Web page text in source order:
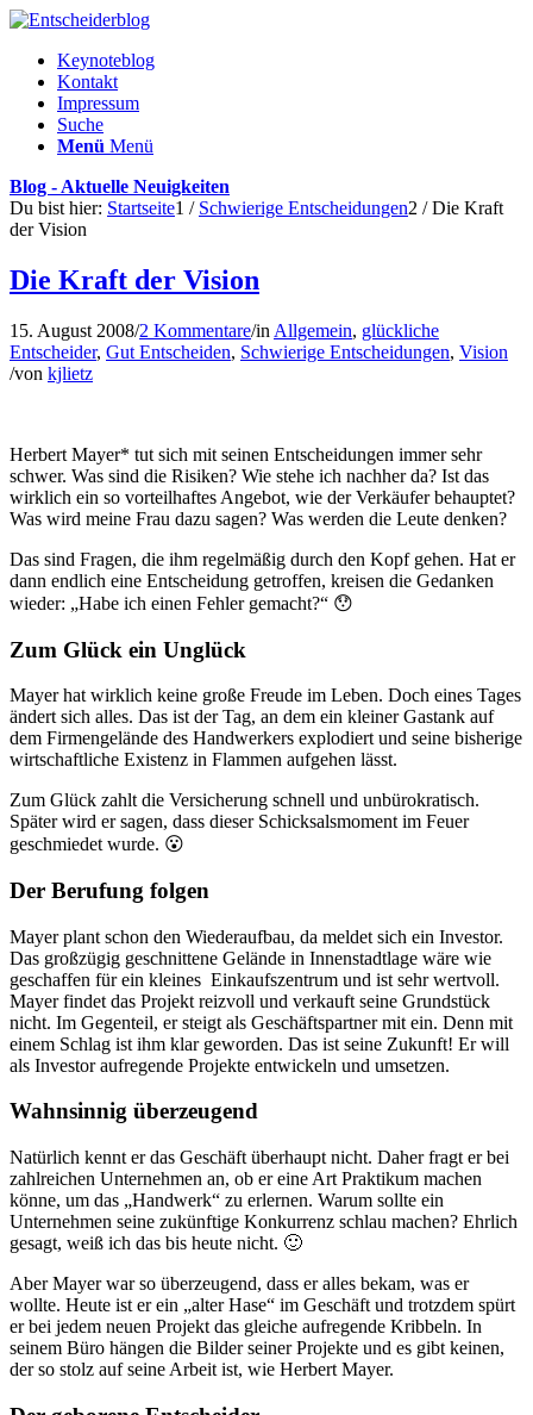
Keynoteblog
Kontakt
Impressum
Suche
Menü Menü
Blog - Aktuelle Neuigkeiten
Du bist hier: Startseite1 / Schwierige Entscheidungen2 / Die Kraft
der Vision
Die Kraft der Vision
15. August 2008/2 Kommentare/in Allgemein, glückliche
Entscheider, Gut Entscheiden, Schwierige Entscheidungen, Vision
/von kjlietz
Herbert Mayer* tut sich mit seinen Entscheidungen immer sehr
schwer. Was sind die Risiken? Wie stehe ich nachher da? Ist das
wirklich ein so vorteilhaftes Angebot, wie der Verkäufer behauptet?
Was wird meine Frau dazu sagen? Was werden die Leute denken?
Das sind Fragen, die ihm regelmäßig durch den Kopf gehen. Hat er
dann endlich eine Entscheidung getroffen, kreisen die Gedanken
wieder: „Habe ich einen Fehler gemacht?“ 😯
Zum Glück ein Unglück
Mayer hat wirklich keine große Freude im Leben. Doch eines Tages
ändert sich alles. Das ist der Tag, an dem ein kleiner Gastank auf
dem Firmengelände des Handwerkers explodiert und seine bisherige
wirtschaftliche Existenz in Flammen aufgehen lässt.
Zum Glück zahlt die Versicherung schnell und unbürokratisch.
Später wird er sagen, dass dieser Schicksalsmoment im Feuer
geschmiedet wurde. 😮
Der Berufung folgen
Mayer plant schon den Wiederaufbau, da meldet sich ein Investor.
Das großzügig geschnittene Gelände in Innenstadtlage wäre wie
geschaffen für ein kleines Einkaufszentrum und ist sehr wertvoll.
Mayer findet das Projekt reizvoll und verkauft seine Grundstück
nicht. Im Gegenteil, er steigt als Geschäftspartner mit ein. Denn mit
einem Schlag ist ihm klar geworden. Das ist seine Zukunft! Er will
als Investor aufregende Projekte entwickeln und umsetzen.
Wahnsinnig überzeugend
Natürlich kennt er das Geschäft überhaupt nicht. Daher fragt er bei
zahlreichen Unternehmen an, ob er eine Art Praktikum machen
könne, um das „Handwerk“ zu erlernen. Warum sollte ein
Unternehmen seine zukünftige Konkurrenz schlau machen? Ehrlich
gesagt, weiß ich das bis heute nicht. 🙂
Aber Mayer war so überzeugend, dass er alles bekam, was er
wollte. Heute ist er ein „alter Hase“ im Geschäft und trotzdem spürt
er bei jedem neuen Projekt das gleiche aufregende Kribbeln. In
seinem Büro hängen die Bilder seiner Projekte und es gibt keinen,
der so stolz auf seine Arbeit ist, wie Herbert Mayer.